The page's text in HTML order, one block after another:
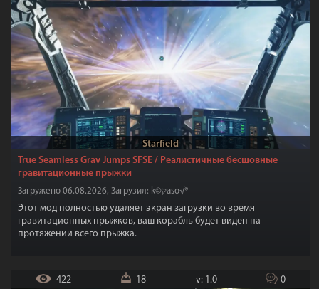
Starfield
True Seamless Grav Jumps SFSE / Реалистичные бесшовные
гравитационные прыжки
Загружено 06.08.2026, Загрузил: k©קaso√®
Этот мод полностью удаляет экран загрузки во время
гравитационных прыжков, ваш корабль будет виден на
протяжении всего прыжка.
422 18 v: 1.0 0